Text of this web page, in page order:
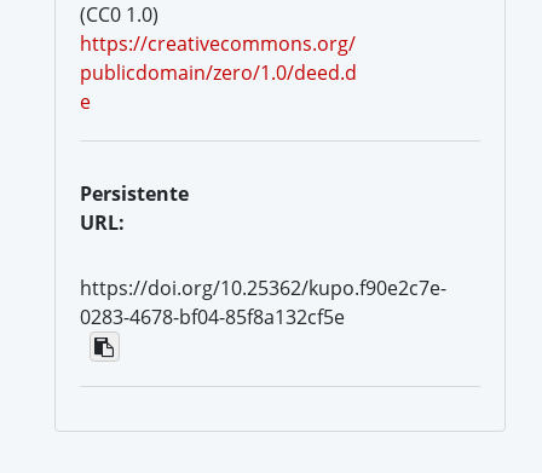
(CC0 1.0)
https://creativecommons.org/
publicdomain/zero/1.0/deed.d
e
Persistente
URL:
https://doi.org/10.25362/kupo.f90e2c7e-
0283-4678-bf04-85f8a132cf5e